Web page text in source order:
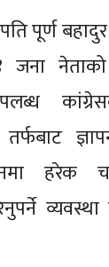
पूर्ण
जना
हरेक